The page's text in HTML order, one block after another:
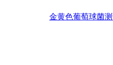
金黄色葡萄球菌